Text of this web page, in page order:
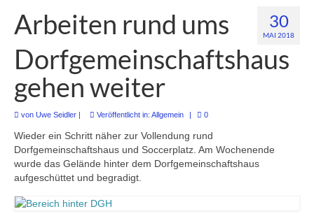
Übers Dorf
Geschichte über Buttforde
St.-Marien-Kirche
Bauen in Buttforde
Unternehmen in Buttforde
Alte Fotos vom Dorf
Buchung Dorfgemeinschaftshaus
30
MAI 2018
Arbeiten rund ums
Dorfgemeinschaftshaus
gehen weiter
von Uwe Seidler | Veröffentlicht in: Allgemein | 0
Wieder ein Schritt näher zur Vollendung rund
Dorfgemeinschaftshaus und Soccerplatz. Am Wochenende
wurde das Gelände hinter dem Dorfgemeinschaftshaus
aufgeschüttet und begradigt.